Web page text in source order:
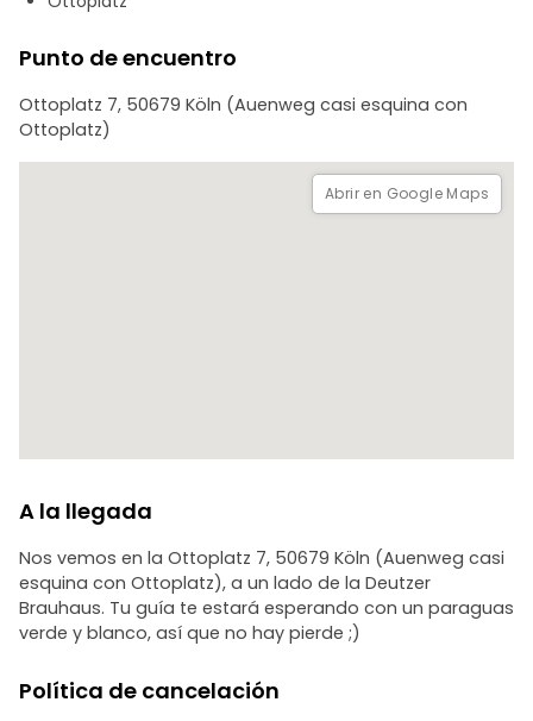
famosas con Hitler.
Finalizamos en la antigua sede de la Gestapo, hoy
Holocausto.
Punto de encuentro
Ottoplatz 7, 50679 Köln (Auenweg casi esquina con
Ottoplatz)
Abrir en Google Maps
A la llegada
Nos vemos en la Ottoplatz 7, 50679 Köln (Auenweg casi
esquina con Ottoplatz), a un lado de la Deutzer
Brauhaus. Tu guía te estará esperando con un paraguas
verde y blanco, así que no hay pierde ;)
Política de cancelación